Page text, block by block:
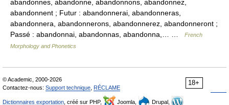
abandonnes, abandonne, abandonnons, abandonnez,
abandonnent ; Futur : abandonnerai, abandonneras,
abandonnera, abandonnerons, abandonnerez, abandonneront ;
Passé : abandonnai, abandonnas, abandonna,… …
French
Morphology and Phonetics
18+
© Academic, 2000-2026
Contactez-nous: Support technique RÉCLAME
Dictionnaires exportation , créé sur PHP, Joomla,
Drupal,